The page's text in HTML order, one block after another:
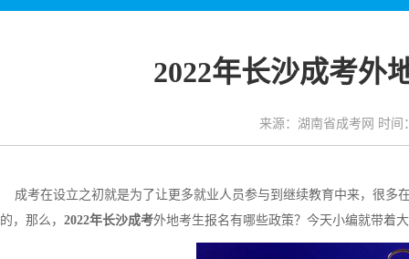
2022年长沙成考外
来源：湖南省成考网 时间
成考在设立之初就是为了让更多就业人员参与到继续教育中来，很多
的，那么， 2022年长沙成考外地考生报名有哪些政策？今天小编就带着